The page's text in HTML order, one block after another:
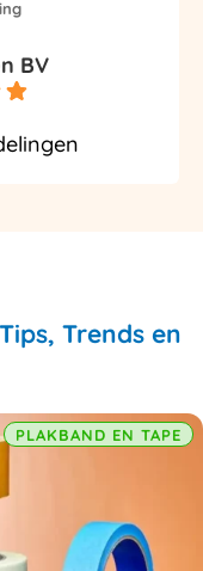
BV
Trends en
PLAKBAND EN TAPE